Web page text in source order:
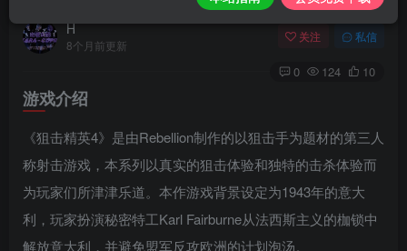
H
8个月前更新
关注 私信
0 124 10
游戏介绍
《狙击精英4》是由Rebellion制作的以狙击手为题材的第三人
称射击游戏，本系列以真实的狙击体验和独特的击杀体验而
为玩家们所津津乐道。本作游戏背景设定为1943年的意大
利，玩家扮演秘密特工Karl Fairburne从法西斯主义的枷锁中
解放意大利，并避免盟军反攻欧洲的计划泡汤。